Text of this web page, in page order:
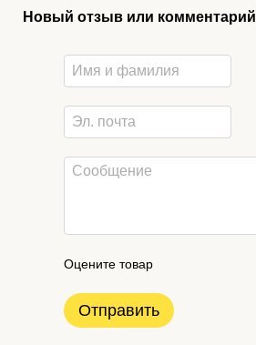
Новый отзыв или комментарий
Оцените товар
Отправить